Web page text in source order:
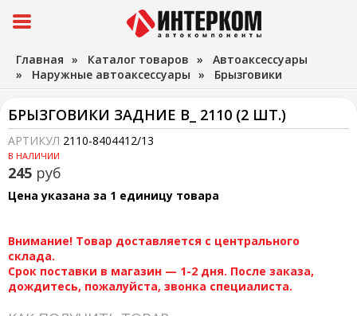
Главная » Каталог товаров » Автоаксессуары
» Наружные автоаксессуары » Брызговики
БРЫЗГОВИКИ ЗАДНИЕ В_ 2110 (2 ШТ.)
АРТИКУЛ 2110-8404412/13
В НАЛИЧИИ
245 руб
Цена указана за 1 единицу товара
Внимание! Товар доставляется с центрального
склада.
Срок поставки в магазин — 1-2 дня. После заказа,
дождитесь, пожалуйста, звонка специалиста.